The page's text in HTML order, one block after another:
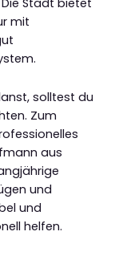
mit
solltest du
Zum
aus
und
und
helfen.